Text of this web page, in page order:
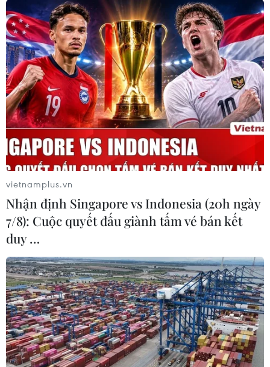
đồng thời cholesterol và
huyết áp
Không cần các chế độ ăn kiêng
khắt khe hay siêu thực phẩm đắt
đỏ, một số loại trái cây quen thuộc
chính là “trợ thủ” cho trái tim khỏe
mạnh nhờ khả năng hạ
cholesterol và ổn định huyết áp tự
nhiên.
vietnamplus.vn
Nhận định Singapore vs Indonesia (20h ngày
7/8): Cuộc quyết đấu giành tấm vé bán kết
duy …